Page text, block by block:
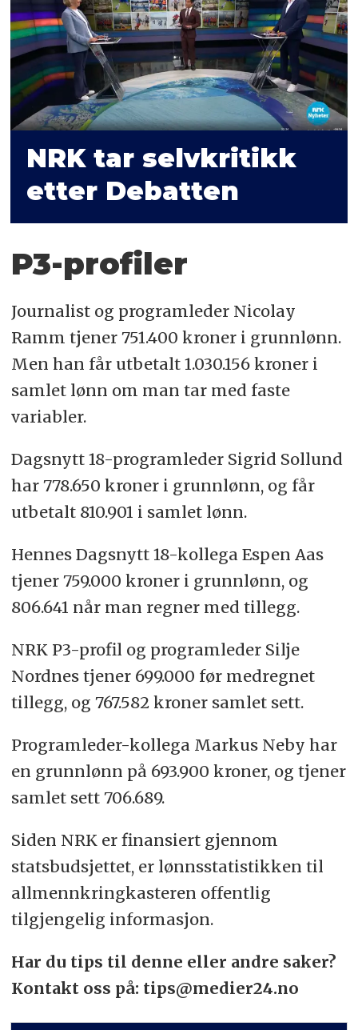
NRK tar selvkritikk
etter Debatten
P3-profiler
Journalist og programleder Nicolay
Ramm tjener 751.400 kroner i grunnlønn.
Men han får utbetalt 1.030.156 kroner i
samlet lønn om man tar med faste
variabler.
Dagsnytt 18-programleder Sigrid Sollund
har 778.650 kroner i grunnlønn, og får
utbetalt 810.901 i samlet lønn.
Hennes Dagsnytt 18-kollega Espen Aas
tjener 759.000 kroner i grunnlønn, og
806.641 når man regner med tillegg.
NRK P3-profil og programleder Silje
Nordnes tjener 699.000 før medregnet
tillegg, og 767.582 kroner samlet sett.
Programleder-kollega Markus Neby har
en grunnlønn på 693.900 kroner, og tjener
samlet sett 706.689.
Siden NRK er finansiert gjennom
statsbudsjettet, er lønnsstatistikken til
allmennkringkasteren offentlig
tilgjengelig informasjon.
Har du tips til denne eller andre saker?
Kontakt oss på: tips@medier24.no